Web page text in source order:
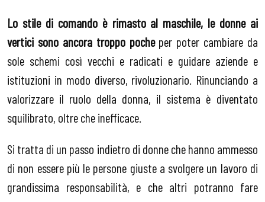
Lo stile di comando è rimasto al maschile, le donne ai
vertici sono ancora troppo pocheper poter cambiare da
sole schemi così vecchi e radicati e guidare aziende e
istituzioni in modo diverso, rivoluzionario. Rinunciando a
valorizzare il ruolo della donna, il sistema è diventato
squilibrato, oltre che inefficace.
Si tratta di un passo indietro di donne che hanno ammesso
di non essere più le persone giuste a svolgere un lavoro di
grandissima responsabilità, e che altri potranno fare